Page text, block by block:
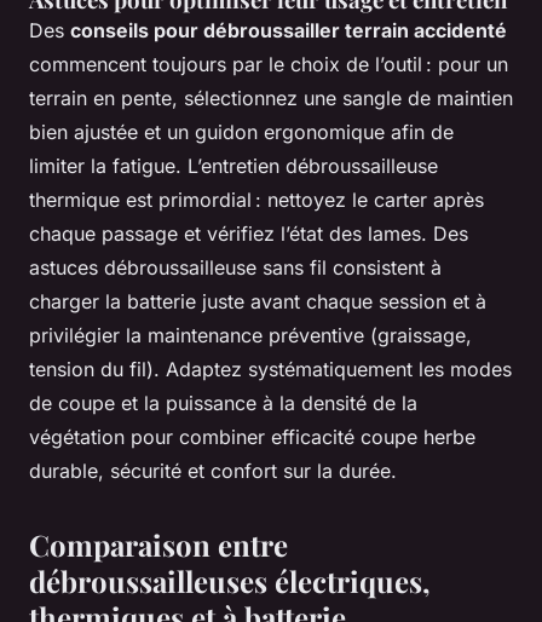
Des conseils pour débroussailler terrain accidenté
commencent toujours par le choix de l’outil : pour un
terrain en pente, sélectionnez une sangle de maintien
bien ajustée et un guidon ergonomique afin de
limiter la fatigue. L’entretien débroussailleuse
thermique est primordial : nettoyez le carter après
chaque passage et vérifiez l’état des lames. Des
astuces débroussailleuse sans fil consistent à
charger la batterie juste avant chaque session et à
privilégier la maintenance préventive (graissage,
tension du fil). Adaptez systématiquement les modes
de coupe et la puissance à la densité de la
végétation pour combiner efficacité coupe herbe
durable, sécurité et confort sur la durée.
Comparaison entre
débroussailleuses électriques,